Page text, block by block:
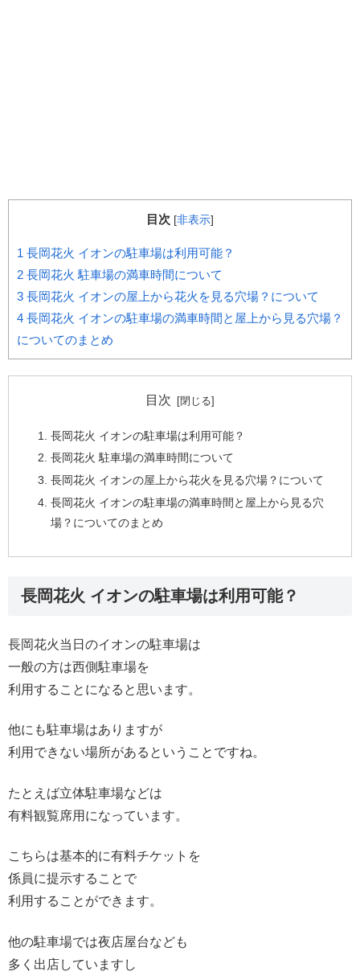
目次 [非表示]
1 長岡花火 イオンの駐車場は利用可能？
2 長岡花火 駐車場の満車時間について
3 長岡花火 イオンの屋上から花火を見る穴場？について
4 長岡花火 イオンの駐車場の満車時間と屋上から見る穴場？
についてのまとめ
目次
長岡花火 イオンの駐車場は利用可能？
長岡花火 駐車場の満車時間について
長岡花火 イオンの屋上から花火を見る穴場？について
長岡花火 イオンの駐車場の満車時間と屋上から見る穴
場？についてのまとめ
長岡花火 イオンの駐車場は利用可能？
長岡花火当日のイオンの駐車場は
一般の方は西側駐車場を
利用することになると思います。
他にも駐車場はありますが
利用できない場所があるということですね。
たとえば立体駐車場などは
有料観覧席用になっています。
こちらは基本的に有料チケットを
係員に提示することで
利用することができます。
他の駐車場では夜店屋台なども
多く出店していますし